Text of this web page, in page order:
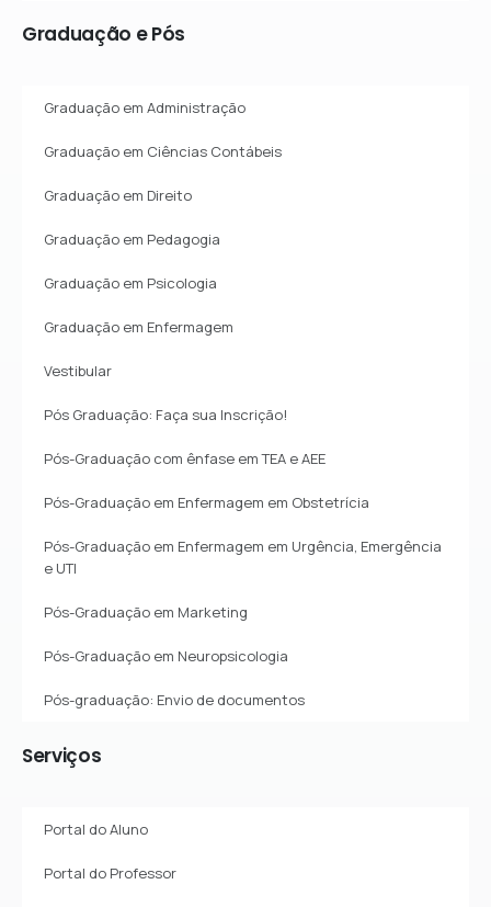
Graduação ePós
Graduação em Administração
Graduação em Ciências Contábeis
Graduação em Direito
Graduação em Pedagogia
Graduação em Psicologia
Graduação em Enfermagem
Vestibular
Pós Graduação: Faça sua Inscrição!
Pós-Graduação com ênfase em TEA e AEE
Pós-Graduação em Enfermagem em Obstetrícia
Pós-Graduação em Enfermagem em Urgência, Emergência
e UTI
Pós-Graduação em Marketing
Pós-Graduação em Neuropsicologia
Pós-graduação: Envio de documentos
Serviços
Portal do Aluno
Portal do Professor